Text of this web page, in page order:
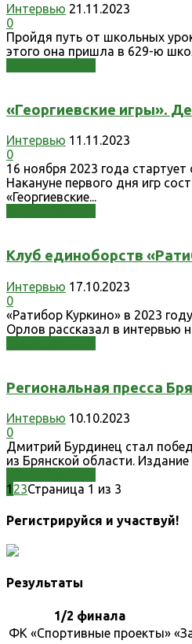
Интервью 21.11.2023
0
Пройдя путь от школьных
этого она пришла в 629-ю
«Георгиевские игры».
Интервью 11.11.2023
0
16 ноября 2023 года
Накануне первого дня игр
«Георгиевские...
Клуб единоборств
Интервью 17.10.2023
0
«Ратибор Куркино» в 2023
Орлов рассказал в интервью
Региональная пресса
Интервью 10.10.2023
0
Дмитрий Бурдинец стал
из Брянской области.
1 23Страница 1 из 3
Регистрируйся и участвуй!
Результаты
1/2 финала
ФК «Спортивные проекты»